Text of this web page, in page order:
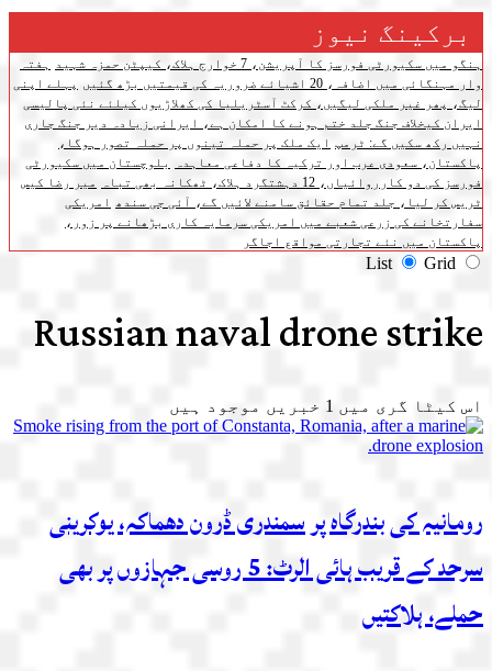
برکینگ نیوز
ہنگو میں سکیورٹی فورسز کا آپریشن، 7 خوارج ہلاک، کیپٹن حمزہ شہید
ہفتہ
وار مہنگائی میں اضافہ، 20 اشیائے ضروریہ کی قیمتیں بڑھ گئیں
پہلے اپنی
لیگ، پھر غیر ملکی لیگیں، کرکٹ آسٹریلیا کی کھلاڑیوں کیلئے نئی پالیسی
ایران کیخلاف جنگ جلد ختم ہونے کا امکان ہے، ایرانی زیادہ دیر جنگ جاری
نہیں رکھ سکیں گے: ٹرمپ ایک ملک پر حملہ تینوں پر حملہ تصور ہوگا،
پاکستان، سعودی عرب اور ترکیہ کا دفاعی معاہدہ
بلوچستان میں سکیورٹی
فورسز کی دو کارروائیاں، 12 دہشتگرد ہلاک، ٹھکانہ بھی تباہ
میر رضا کیس
ٹریس کر لیا، جلد تمام حقائق سامنے لائیں گے، آئی جی سندھ امریکی
سفارتخانے کی زرعی شعبے میں امریکی سرمایہ کاری بڑھانے پر زور،
پاکستان میں نئے تجارتی مواقع اجاگر
List Grid
Russian naval drone strike
اس کیٹا گری میں 1 خبریں موجود ہیں
رومانیہ کی بندرگاہ پر سمندری ڈرون دھماکہ، یوکرینی
سرحد کے قریب ہائی الرٹ: 5 روسی جہازوں پر بھی
حملے، ہلاکتیں